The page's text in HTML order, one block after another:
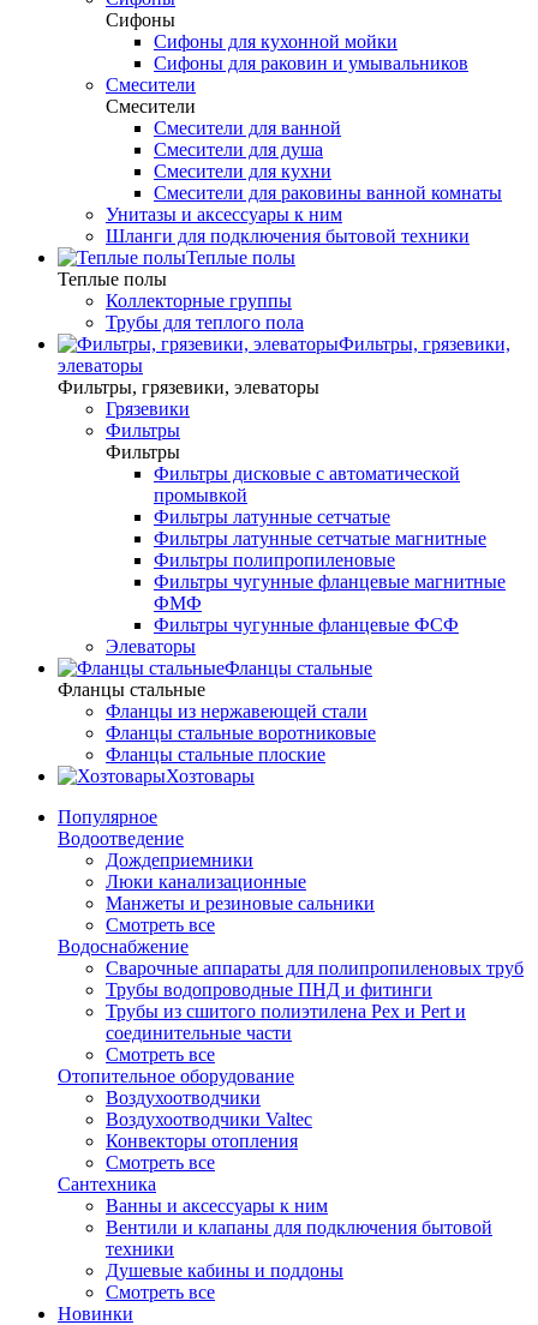
Сифоны
Сифоны для кухонной мойки
Сифоны для раковин и умывальников
Смесители
Смесители
Смесители для ванной
Смесители для душа
Смесители для кухни
Смесители для раковины ванной комнаты
Унитазы и аксессуары к ним
Шланги для подключения бытовой техники
Теплые полы
Теплые полы
Коллекторные группы
Трубы для теплого пола
Фильтры, грязевики,
элеваторы
Фильтры, грязевики, элеваторы
Грязевики
Фильтры
Фильтры
Фильтры дисковые с автоматической
промывкой
Фильтры латунные сетчатые
Фильтры латунные сетчатые магнитные
Фильтры полипропиленовые
Фильтры чугунные фланцевые магнитные
ФМФ
Фильтры чугунные фланцевые ФСФ
Элеваторы
Фланцы стальные
Фланцы стальные
Фланцы из нержавеющей стали
Фланцы стальные воротниковые
Фланцы стальные плоские
Хозтовары
Популярное
Водоотведение
Дождеприемники
Люки канализационные
Манжеты и резиновые сальники
Смотреть все
Водоснабжение
Сварочные аппараты для полипропиленовых труб
Трубы водопроводные ПНД и фитинги
Трубы из сшитого полиэтилена Pex и Pert и
соединительные части
Смотреть все
Отопительное оборудование
Воздухоотводчики
Воздухоотводчики Valtec
Конвекторы отопления
Смотреть все
Сантехника
Ванны и аксессуары к ним
Вентили и клапаны для подключения бытовой
техники
Душевые кабины и поддоны
Смотреть все
Новинки